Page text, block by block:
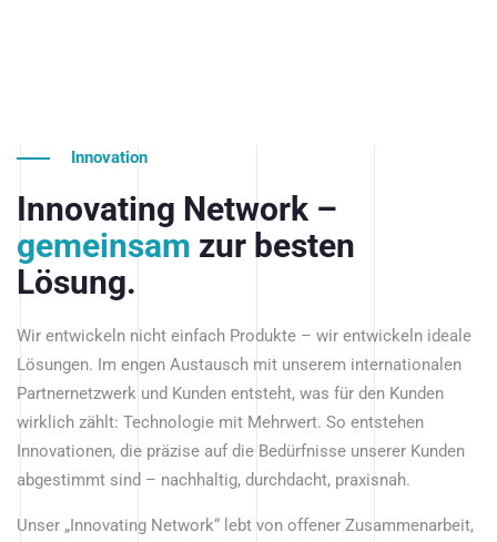
Innovation
Innovating Network –
gemeinsam zur besten
Lösung.
Wir entwickeln nicht einfach Produkte – wir entwickeln ideale
Lösungen. Im engen Austausch mit unserem internationalen
Partnernetzwerk und Kunden entsteht, was für den Kunden
wirklich zählt: Technologie mit Mehrwert. So entstehen
Innovationen, die präzise auf die Bedürfnisse unserer Kunden
abgestimmt sind – nachhaltig, durchdacht, praxisnah.
Unser „Innovating Network“ lebt von offener Zusammenarbeit,